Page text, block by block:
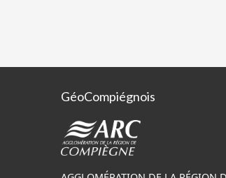
GéoCompiégnois